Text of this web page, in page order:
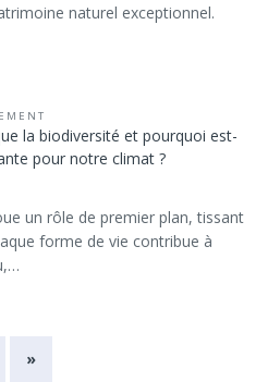
naturel exceptionnel.
la biodiversité et pourquoi est-
pour notre climat ?
un rôle de premier plan, tissant
forme de vie contribue à
»